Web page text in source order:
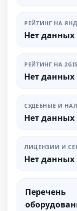
РЕЙТИНГ НА
Нет данных
РЕЙТИНГ НА 2GIS
Нет данных
СУДЕБНЫЕ И
Нет данных
ЛИЦЕНЗИИ И
Нет данных
Перечень